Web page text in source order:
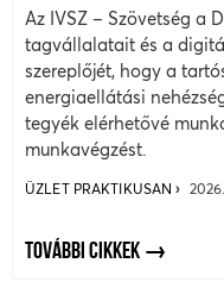
Az IVSZ – Szövetség a
tagvállalatait és a
szereplőjét, hogy a
energiaellátási
tegyék elérhetővé
munkavégzést.
ÜZLET PRAKTIKUSAN
TOVÁBBI CIKKEK